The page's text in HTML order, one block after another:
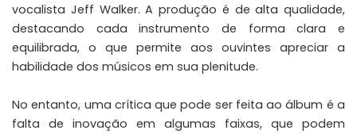
vocalista Jeff Walker. A produção é de alta qualidade,
destacando cada instrumento de forma clara e
equilibrada, o que permite aos ouvintes apreciar a
habilidade dos músicos em sua plenitude.
No entanto, uma crítica que pode ser feita ao álbum é a
falta de inovação em algumas faixas, que podem